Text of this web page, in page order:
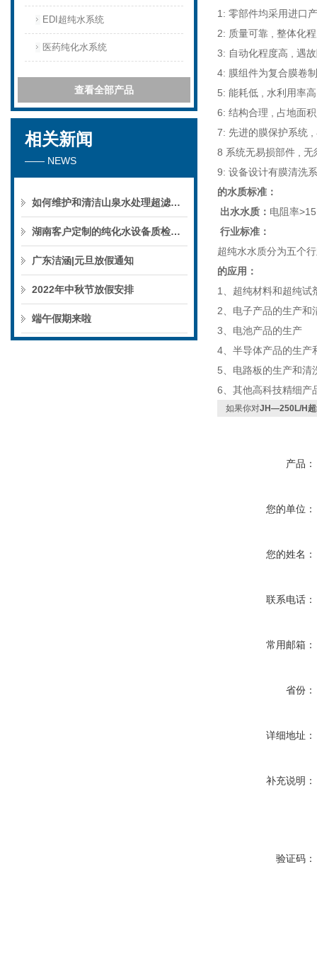
1: 零部件均采用进口
2: 质量可靠 , 整体化
3: 自动化程度高 , 遇
4: 膜组件为复合膜卷
5: 能耗低 , 水利用率
6: 结构合理 , 占地面
7: 先进的膜保护系统
8 系统无易损部件 ,
9: 设备设计有膜清洗
的水质标准：
出水水质： 电阻率
行业标准：
超纯水水质分为五个
的应用：
1、超纯材料和超纯试
2、电子产品的生产和
3、电池产品的生产
4、半导体产品的生产
5、电路板的生产和清
6、其他高科技精细产
如果你对JH—250L/H超
产品：
您的单位：
您的姓名：
联系电话：
常用邮箱：
省份：
详细地址：
补充说明：
验证码：
EDI超纯水系统
医药纯化水系统
查看全部产品
相关新闻
—— NEWS
如何维护和清洁山泉水处理超滤系统
湖南客户定制的纯化水设备质检后准备发货！
广东洁涵|元旦放假通知
2022年中秋节放假安排
端午假期来啦